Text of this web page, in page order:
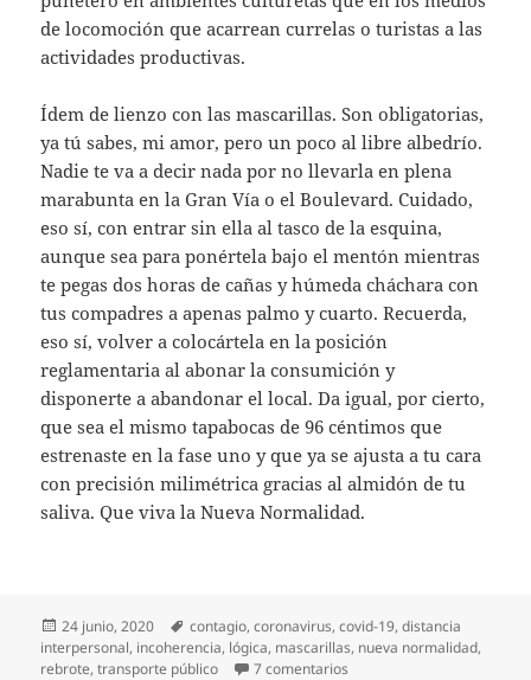
de locomoción que acarrean currelas o turistas a las
actividades productivas.
Ídem de lienzo con las mascarillas. Son obligatorias,
ya tú sabes, mi amor, pero un poco al libre albedrío.
Nadie te va a decir nada por no llevarla en plena
marabunta en la Gran Vía o el Boulevard. Cuidado,
eso sí, con entrar sin ella al tasco de la esquina,
aunque sea para ponértela bajo el mentón mientras
te pegas dos horas de cañas y húmeda cháchara con
tus compadres a apenas palmo y cuarto. Recuerda,
eso sí, volver a colocártela en la posición
reglamentaria al abonar la consumición y
disponerte a abandonar el local. Da igual, por cierto,
que sea el mismo tapabocas de 96 céntimos que
estrenaste en la fase uno y que ya se ajusta a tu cara
con precisión milimétrica gracias al almidón de tu
saliva. Que viva la Nueva Normalidad.
Publicado
el
24 junio, 2020 Etiquetas
contagio,coronavirus,covid-19,distancia
interpersonal, incoherencia, lógica, mascarillas, nueva normalidad,
rebrote,transporte público 7 comentarios